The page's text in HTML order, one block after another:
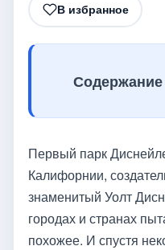
В избранное
Содержание
Первый парк
Калифорнии,
знаменитый Уолт
городах и странах
похожее. И спустя